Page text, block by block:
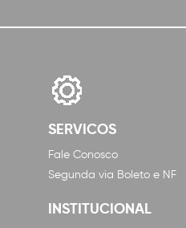
SERVICOS
Fale Conosco
Segunda via Boleto e NF
INSTITUCIONAL